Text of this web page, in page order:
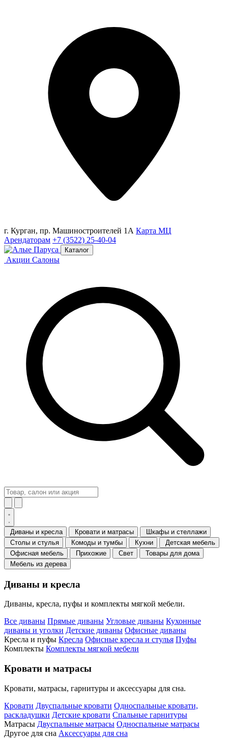
г. Курган, пр. Машиностроителей 1А Карта МЦ
Арендаторам +7 (3522) 25-40-04
Каталог
Акции Салоны
Диваны и кресла Кровати и матрасы
Шкафы и стеллажи
Столы и стулья
Комоды и тумбы Кухни
Детская мебель
Офисная мебель
Прихожие Свет
Товары для дома
Мебель из дерева
Диваны и кресла
Диваны, кресла, пуфы и комплекты мягкой мебели.
Все диваны Прямые диваны Угловые диваны Кухонные
диваны и уголки Детские диваны Офисные диваны
Кресла и пуфы Кресла Офисные кресла и стулья Пуфы
Комплекты Комплекты мягкой мебели
Кровати и матрасы
Кровати, матрасы, гарнитуры и аксессуары для сна.
Кровати Двуспальные кровати Односпальные кровати,
раскладушки Детские кровати Спальные гарнитуры
Матрасы Двуспальные матрасы Односпальные матрасы
Другое для сна Аксессуары для сна